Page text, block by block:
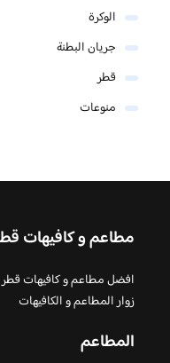
الوكرة
جريان البطنة
قطر
منوعات
مطاعم و كافيهات
افضل مطاعم و كافيهات
زوار المطاعم و الكافيهات
المطاعم